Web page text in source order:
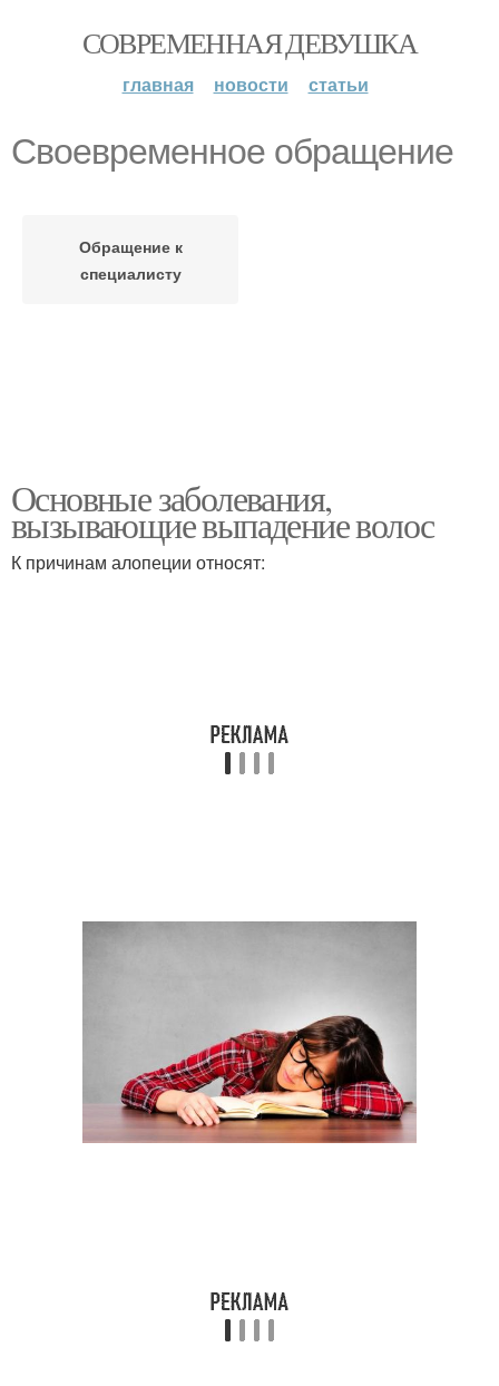
СОВРЕМЕННАЯ ДЕВУШКА
главная новости статьи
Своевременное обращение
Обращение к
специалисту
Основные заболевания,
вызывающие выпадение волос
К причинам алопеции относят: